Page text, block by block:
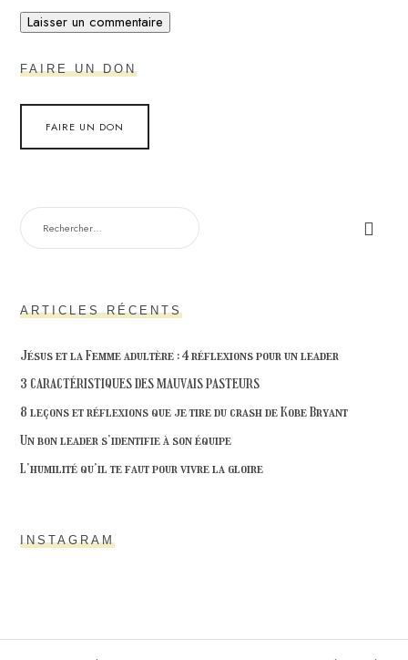
FAIRE UN DON
FAIRE UN DON
ARTICLES RÉCENTS
Jésus et la Femme adultère : 4 réflexions pour un leader
3 CARACTÉRISTIQUES DES MAUVAIS PASTEURS
8 leçons et réflexions que je tire du crash de Kobe Bryant
Un bon leader s’identifie à son équipe
L’humilité qu’il te faut pour vivre la gloire
INSTAGRAM